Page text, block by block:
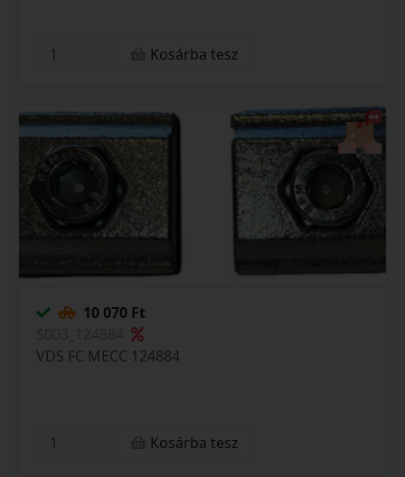
Kosárba tesz
10 070 Ft
VDS FC MECC 124884
Kosárba tesz